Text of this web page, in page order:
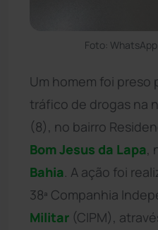
Foto:
Um homem foi preso
tráfico de drogas na
(8), no bairro
Bom Jesus da Lapa,
Bahia . A ação foi
38ª Companhia
Militar (CIPM),